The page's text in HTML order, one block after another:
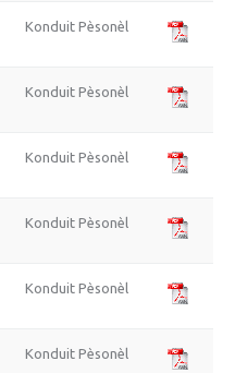
Konduit Pèsonèl
Konduit Pèsonèl
Konduit Pèsonèl
Konduit Pèsonèl
Konduit Pèsonèl
Konduit Pèsonèl